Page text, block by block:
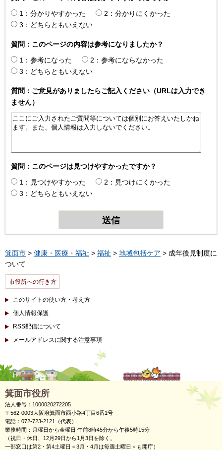
1：分かりやすかった
2：分かりにくかった
3：どちらともいえない
質問：このページの内容は参考になりましたか？
1：参考になった
2：参考にならなかった
3：どちらともいえない
質問：ご意見がありましたらご記入ください（URLは入力でき
ません）
質問：このページは見つけやすかったですか？
1：見つけやすかった
2：見つけにくかった
3：どちらともいえない
箕面市 > 健康・医療・福祉 > 福祉 > 地域包括ケア > 成年後見制度に
ついて
市役所への行き方
このサイトの使い方・考え方
個人情報保護
RSS配信について
メールアドレスに関する注意事項
箕面市役所
法人番号：1000020272205
〒562-0003大阪府箕面市西小路4丁目6番1号
電話：072-723-2121（代表）
業務時間：月曜日から金曜日 午前8時45分から午後5時15分
（祝日・休日、12月29日から1月3日を除く。
一部窓口は第2・第4土曜日＜3月・4月は毎週土曜日＞も開庁）